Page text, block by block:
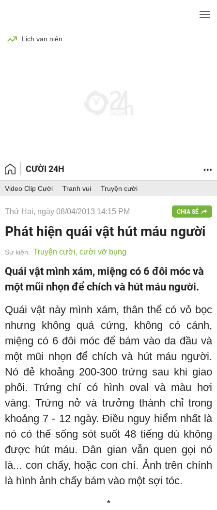
Lịch vạn niên
CƯỜI 24H
Video Clip Cười Tranh vui Truyện cười
Thứ Hai, ngày 08/04/2013 14:15 PM CHIA SẺ
Phát hiện quái vật hút máu người
Sự kiện: Truyện cười, cười vỡ bụng
Quái vật mình xám, miệng có 6 đôi móc và
một mũi nhọn để chích và hút máu người.
Quái vật này mình xám, thân thể có vỏ bọc
nhưng không quá cứng, không có cánh,
miệng có 6 đôi móc để bám vào da đầu và
một mũi nhọn để chích và hút máu người.
Nó đẻ khoảng 200-300 trứng sau khi giao
phối. Trứng chí có hình oval và màu hơi
vàng. Trứng nở và trưởng thành chỉ trong
khoảng 7 - 12 ngày. Điều nguy hiểm nhất là
nó có thể sống sót suốt 48 tiếng dù không
được hút máu. Dân gian vẫn quen gọi nó
là... con chấy, hoặc con chí. Ảnh trên chính
là hình ảnh chấy bám vào một sợi tóc.
*